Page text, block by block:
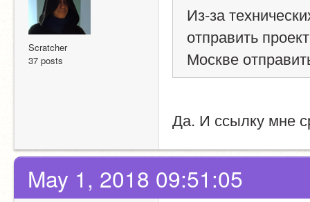
Scratcher
37 posts
Из-за
отправить
Москве
Да. И ссылку мне
May 1, 2018 09:51:05